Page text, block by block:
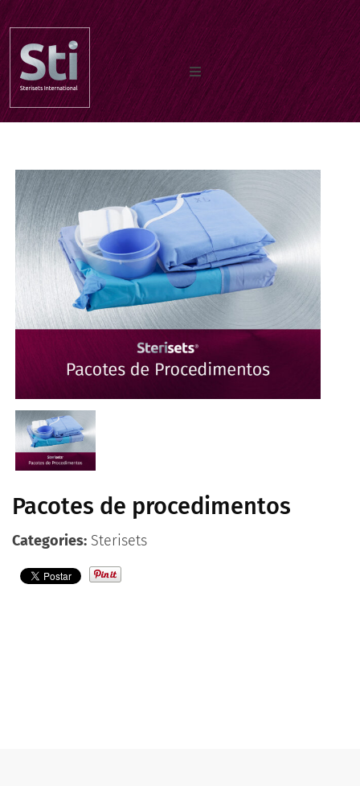
Home
Os nossos produtos
Documentos
Sobre nos
Contato
Pacotes de procedimentos
Categories: Sterisets